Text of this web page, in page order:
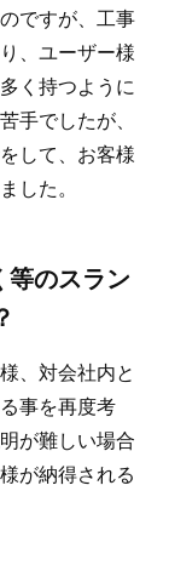
ですが、工事
、ユーザー様
く持つように
手でしたが、
して、お客様
した。
のスラン
、対会社内と
事を再度考
が難しい場合
が納得される